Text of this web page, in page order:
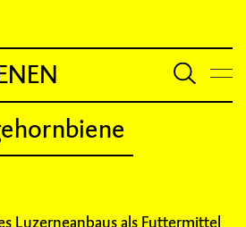
Luzerneanbaus als Futtermittel